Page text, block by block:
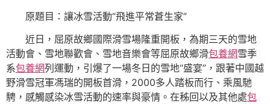
原題目：讓冰雪活動“飛進平常蒼生家”
近日，屈原故鄉國際滑雪場隆重開板，為期三天的雪地
活動會、雪地聯歡會、雪地音樂會等屈原故鄉滑包養網雪季
系包養網列運動，引爆了一場冬日的雪地“盛宴”，跟著中國越
野滑雪冠軍馮瑞的開板首滑，2000多人踏板而行、乘風馳
騁，感觸感染冰雪活動的速率與豪情。在秭回以及其他處包